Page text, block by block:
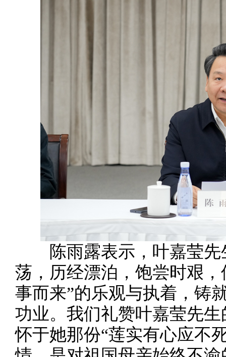
陈雨露表示，叶嘉莹先
荡，历经漂泊，饱尝时艰
事而来”的乐观与执着，铸
功业。我们礼赞叶嘉莹先
怀于她那份“莲实有心应不